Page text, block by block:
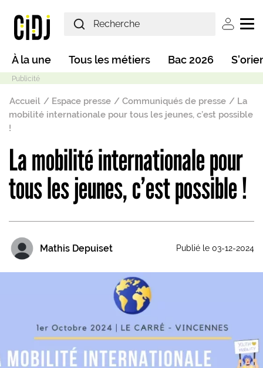
User
Main navigation
À la une Tous les métiers Bac 2026
Mode sombre
Fil d'Ariane
Accueil Espace presse Communiqués de presse
La
mobilité internationale pour tous les jeunes, c’est possible
!
La mobilité internationale pour
tous les jeunes, c’est possible !
Mathis Depuiset Publié le 03-12-2024